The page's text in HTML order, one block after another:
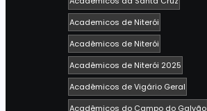
Academicos de Niterói
Acadêmicos de Niterói
Acadêmicos de Niterói 2025
Acadêmicos de Vigário Geral
Acadêmicos do Campo do Galvão